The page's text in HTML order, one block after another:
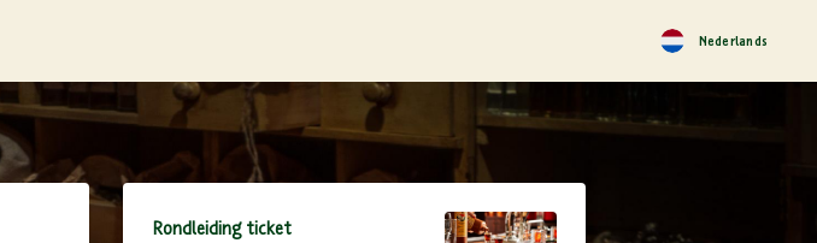
Nederlands
Rondleiding ticket